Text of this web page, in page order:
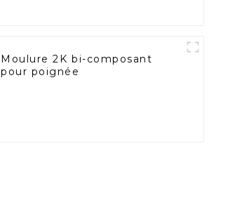
Moulure 2K bi-composant
pour poignée